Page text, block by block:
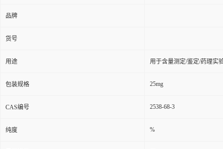
品牌
货号
用途 用于含量测定/鉴定/药理实
包装规格 25mg
CAS编号 2538-68-3
纯度 %